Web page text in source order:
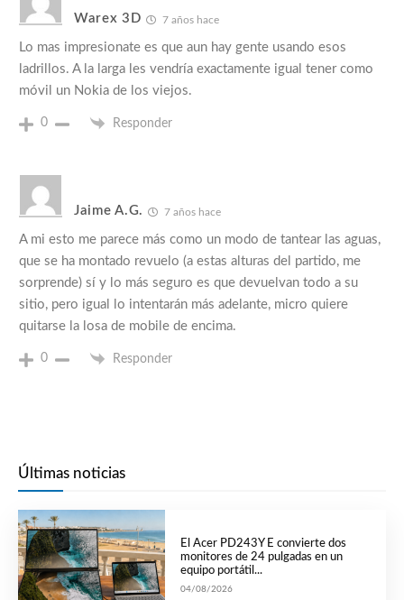
Warex 3D 7 años hace
Lo mas impresionate es que aun hay gente usando esos
ladrillos. A la larga les vendría exactamente igual tener como
móvil un Nokia de los viejos.
0 Responder
Jaime A.G. 7 años hace
A mi esto me parece más como un modo de tantear las aguas,
que se ha montado revuelo (a estas alturas del partido, me
sorprende) sí y lo más seguro es que devuelvan todo a su
sitio, pero igual lo intentarán más adelante, micro quiere
quitarse la losa de mobile de encima.
0 Responder
Últimas noticias
El Acer PD243Y E convierte dos
monitores de 24 pulgadas en un
equipo portátil...
04/08/2026